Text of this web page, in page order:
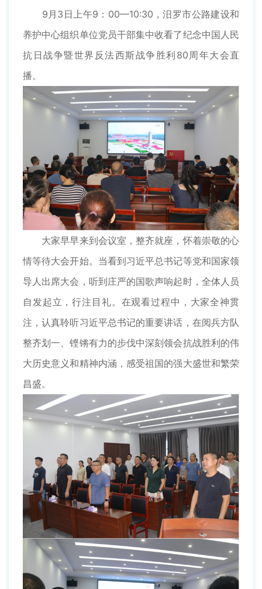
9月3日上午9：00—10:30，汨罗市公路建设和
养护中心组织单位党员干部集中收看了纪念中国人民
抗日战争暨世界反法西斯战争胜利80周年大会直
播。
大家早早来到会议室，整齐就座，怀着崇敬的心
情等待大会开始。当看到习近平总书记等党和国家领
导人出席大会，听到庄严的国歌声响起时，全体人员
自发起立，行注目礼。在观看过程中，大家全神贯
注，认真聆听习近平总书记的重要讲话，在阅兵方队
整齐划一、铿锵有力的步伐中深刻领会抗战胜利的伟
大历史意义和精神内涵，感受祖国的强大盛世和繁荣
昌盛。